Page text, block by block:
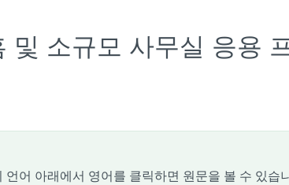
및 소규모 사무실 응용
어 아래에서 영어를 클릭하면 원문을 볼 수 있습